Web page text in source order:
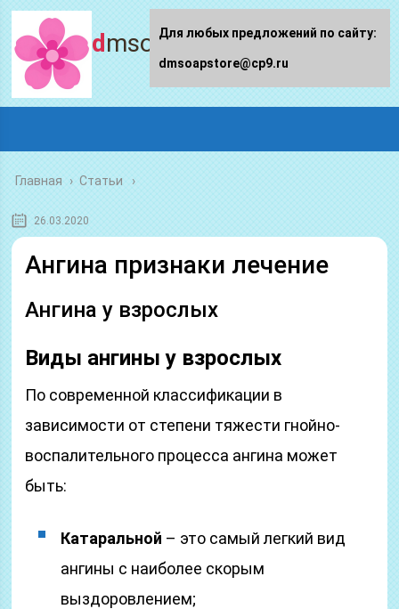
dmsoapstore.ru
Главная › Статьи
26.03.2020
Ангина признаки лечение
Ангина у взрослых
Виды ангины у взрослых
По современной классификации в
зависимости от степени тяжести гнойно-
воспалительного процесса ангина может
быть:
Катаральной – это самый легкий вид
ангины с наиболее скорым
выздоровлением;
Для любых предложений по сайту:
dmsoapstore@cp9.ru